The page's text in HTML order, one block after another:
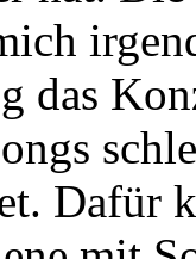
das
Dafür